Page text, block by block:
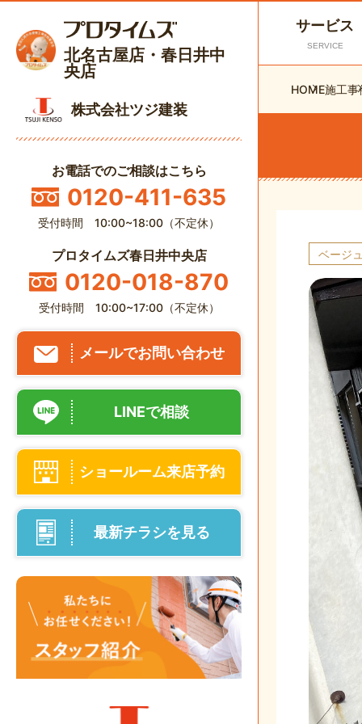
北名古屋店・春日井中
央店
株式会社ツジ建装
お電話でのご相談はこちら
0120-411-635
受付時間 10:00~18:00（不定休）
プロタイムズ春日井中央店
0120-018-870
受付時間 10:00~17:00（不定休）
メールでお問い合わせ
LINEで相談
ショールーム来店予約
最新チラシを見る
サービス
SERVICE
HOME施工事
ベージ